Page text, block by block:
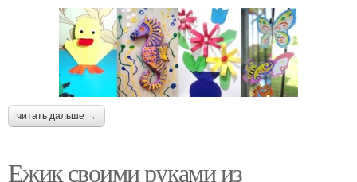
читать дальше →
Ежик своими руками из